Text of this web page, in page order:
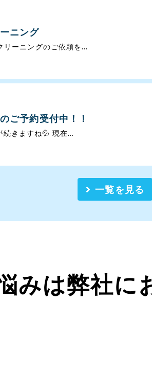
ニング
ーニングのご依頼を...
ご予約受付中！！
きますね💦 現在...
一覧を見る
みは弊社に